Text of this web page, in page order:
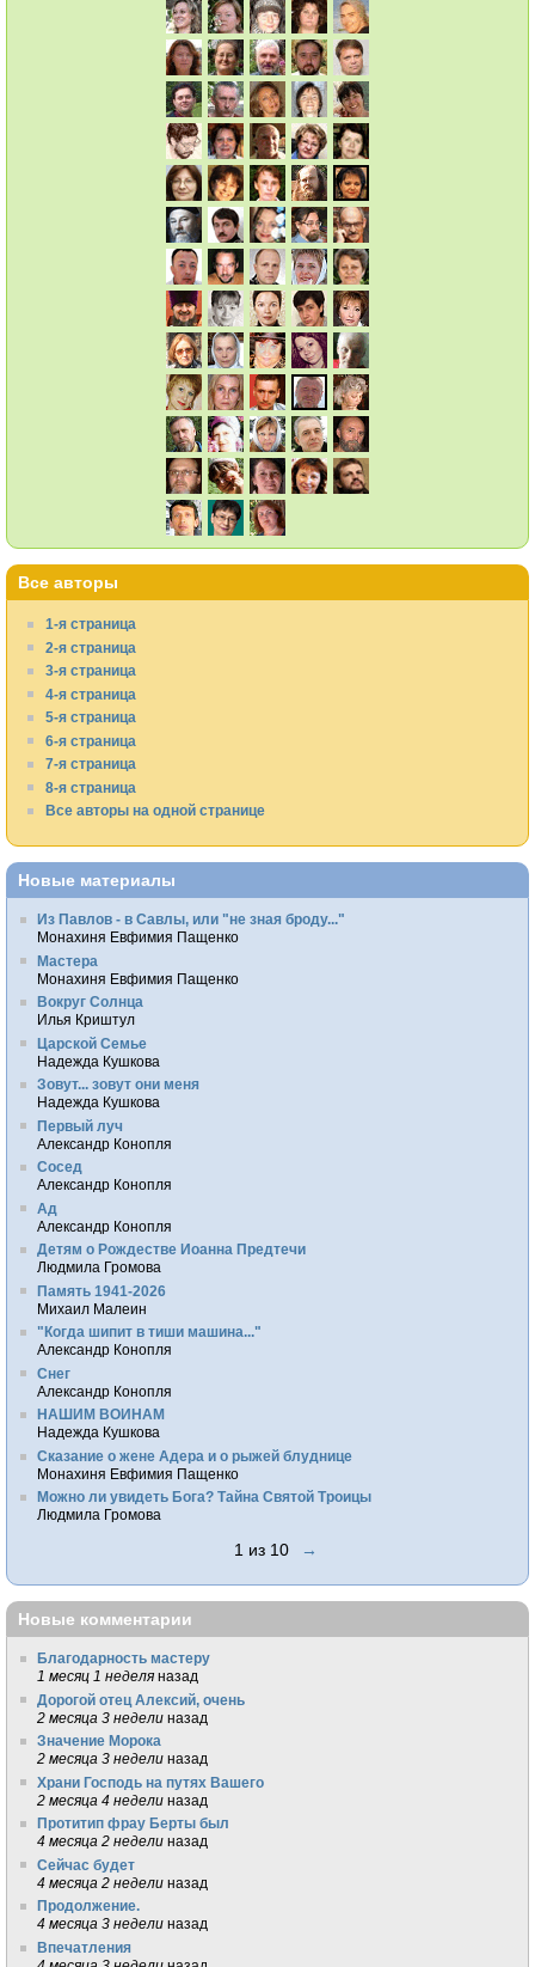
Все авторы
1-я страница
2-я страница
3-я страница
4-я страница
5-я страница
6-я страница
7-я страница
8-я страница
Все авторы на одной странице
Новые материалы
Из Павлов - в Савлы, или "не зная броду..."
Монахиня Евфимия Пащенко
Мастера
Монахиня Евфимия Пащенко
Вокруг Солнца
Илья Криштул
Царской Семье
Надежда Кушкова
Зовут... зовут они меня
Надежда Кушкова
Первый луч
Александр Конопля
Сосед
Александр Конопля
Ад
Александр Конопля
Детям о Рождестве Иоанна Предтечи
Людмила Громова
Память 1941-2026
Михаил Малеин
"Когда шипит в тиши машина..."
Александр Конопля
Снег
Александр Конопля
НАШИМ ВОИНАМ
Надежда Кушкова
Сказание о жене Адера и о рыжей блуднице
Монахиня Евфимия Пащенко
Можно ли увидеть Бога? Тайна Святой Троицы
Людмила Громова
1 из 10 →
Новые комментарии
Благодарность мастеру
1 месяц 1 неделя назад
Дорогой отец Алексий, очень
2 месяца 3 недели назад
Значение Морока
2 месяца 3 недели назад
Храни Господь на путях Вашего
2 месяца 4 недели назад
Протитип фрау Берты был
4 месяца 2 недели назад
Сейчас будет
4 месяца 2 недели назад
Продолжение.
4 месяца 3 недели назад
Впечатления